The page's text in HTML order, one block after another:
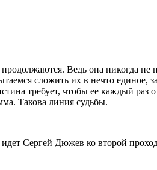
Ведь она никогда не
сложить их в нечто единое,
требует, чтобы ее каждый
Такова линия судьбы.
Сергей Дюжев ко второй